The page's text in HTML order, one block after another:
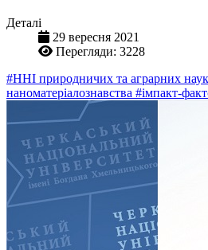
Деталі
29 вересня 2021
Перегляди: 3228
#ННІ природничих та аграрних наук
наноматеріалознавства #імпакт-